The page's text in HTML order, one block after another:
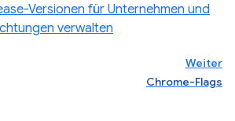
Versionen für Unternehmen und
verwalten
Weiter
Chrome-Flags